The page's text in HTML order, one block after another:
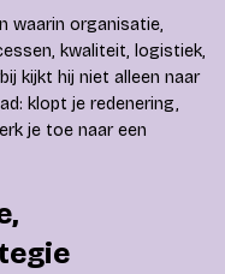
waarin organisatie,
kwaliteit, logistiek,
kijkt hij niet alleen naar
klopt je redenering,
je toe naar een